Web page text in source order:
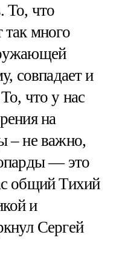
То, что
так много
совпадает и
что у нас
на
– не важно,
— это
общий Тихий
и
Сергей